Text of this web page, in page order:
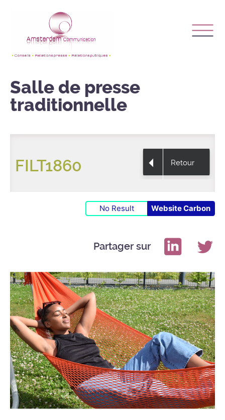
Salle de presse
traditionnelle
Retour
FILT1860
No Result Website Carbon
Partager sur